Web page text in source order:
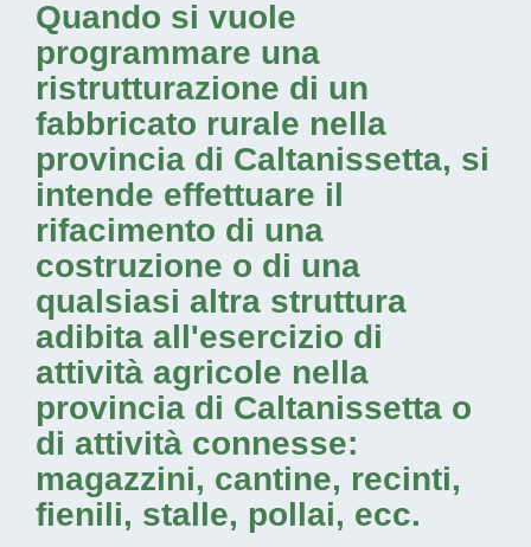
Quando si vuole
programmare una
ristrutturazione di un
fabbricato rurale nella
provincia di Caltanissetta, si
intende effettuare il
rifacimento di una
costruzione o di una
qualsiasi altra struttura
adibita all'esercizio di
attività agricole nella
provincia di Caltanissetta o
di attività connesse:
magazzini, cantine, recinti,
fienili, stalle, pollai, ecc.